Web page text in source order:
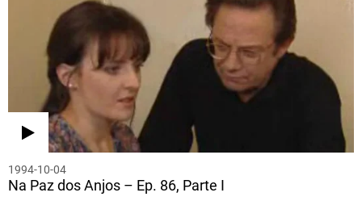
1994-10-04
Na Paz dos Anjos – Ep. 86, Parte I